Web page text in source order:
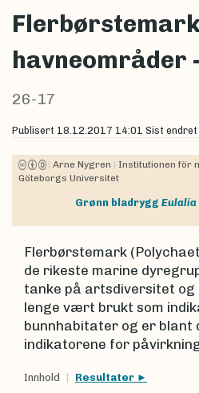
havneområder
26-17
Publisert 18.12.2017 14:01 Sist endret
| Arne Nygren | Institutionen för
Göteborgs Universitet
Grønn bladrygg
Flerbørstemark
de rikeste marine
tanke på artsdiversitet og
lenge vært brukt som
bunnhabitater og er blant
indikatorene for
Innhold Resultater